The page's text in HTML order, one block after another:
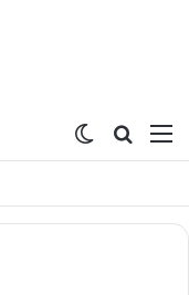
Switch skin